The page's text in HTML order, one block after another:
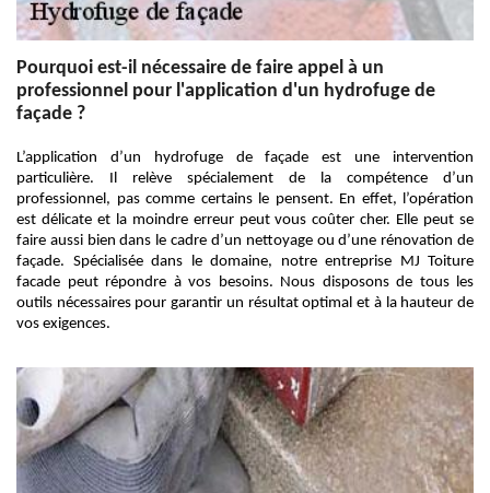
Pourquoi est-il nécessaire de faire appel à un
professionnel pour l'application d'un hydrofuge de
façade ?
L’application d’un hydrofuge de façade est une intervention
particulière. Il relève spécialement de la compétence d’un
professionnel, pas comme certains le pensent. En effet, l’opération
est délicate et la moindre erreur peut vous coûter cher. Elle peut se
faire aussi bien dans le cadre d’un nettoyage ou d’une rénovation de
façade. Spécialisée dans le domaine, notre entreprise MJ Toiture
facade peut répondre à vos besoins. Nous disposons de tous les
outils nécessaires pour garantir un résultat optimal et à la hauteur de
vos exigences.